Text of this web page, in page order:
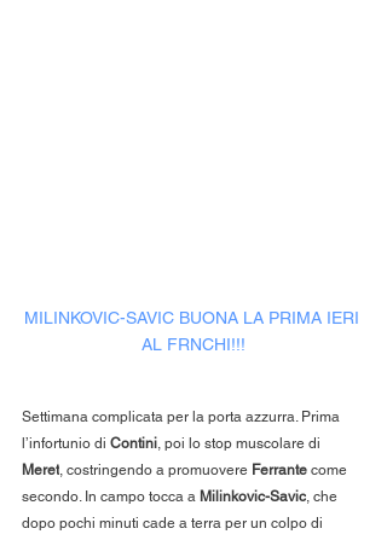
MILINKOVIC-SAVIC BUONA LA PRIMA IERI
AL FRNCHI!!!
Settimana complicata per la porta azzurra. Prima
l’infortunio di Contini, poi lo stop muscolare di
Meret, costringendo a promuovere Ferrante come
secondo. In campo tocca a Milinkovic-Savic, che
dopo pochi minuti cade a terra per un colpo di